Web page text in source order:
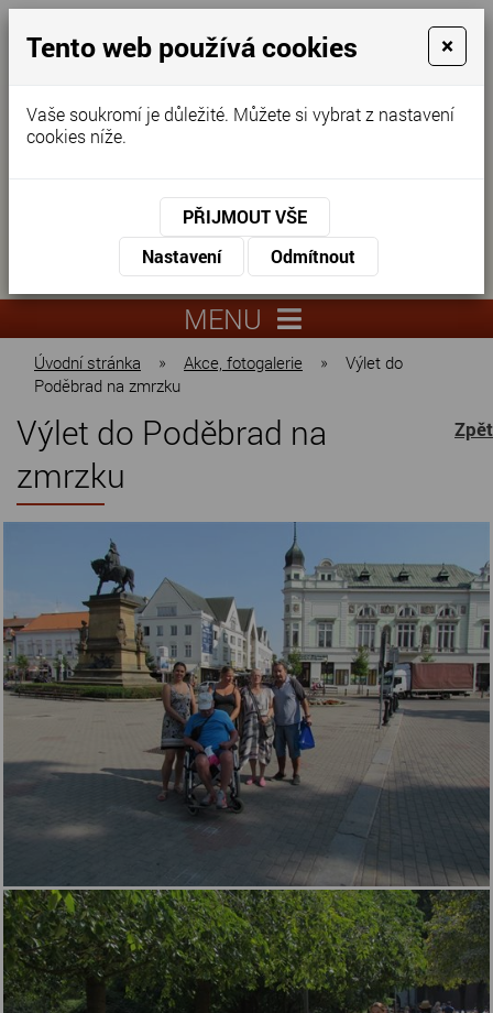
prohlídka
KONTAKTUJTE NÁS
KONTAKTUJTE NÁS
551
lysa.cz
MENU
Úvodní stránka » Akce, fotogalerie »
Výlet do
Poděbrad na zmrzku
Výlet do Poděbrad na
zmrzku
Zpět
Tento web používá cookies ×
Vaše soukromí je důležité. Můžete si vybrat z nastavení
cookies níže.
PŘIJMOUT VŠE
Nastavení
Odmítnout